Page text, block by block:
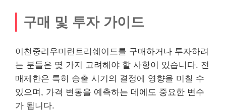
구매 및 투자 가이드
이천중리우미린트리쉐이드를 구매하거나 투자하려
는 분들은 몇 가지 고려해야 할 사항이 있습니다. 전
매제한은 특히 송출 시기의 결정에 영향을 미칠 수
있으며, 가격 변동을 예측하는 데에도 중요한 변수
가 됩니다.